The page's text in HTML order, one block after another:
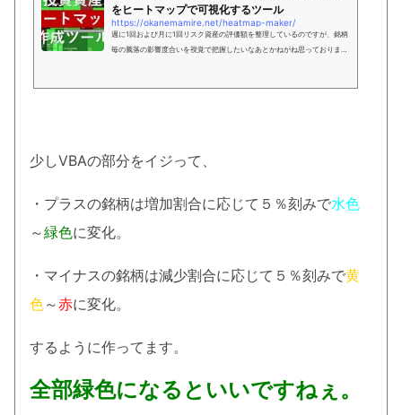
をヒートマップで可視化するツール
https://okanemamire.net/heatmap-maker/
週に1回および月に1回リスク資産の評価額を整理しているのですが、銘柄
毎の騰落の影響度合いを視覚で把握したいなあとかねがね思っておりまし
少しVBAの部分をイジって、
・プラスの銘柄は増加割合に応じて５％刻みで水色
～緑色に変化。
・マイナスの銘柄は減少割合に応じて５％刻みで黄
色～赤に変化。
するように作ってます。
全部緑色になるといいですねぇ。